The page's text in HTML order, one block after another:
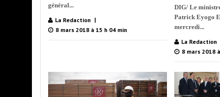
général...
La Redaction
8 mars 2018 à 15 h 04 min
DIG/ Le
Patrick Eyogo
mercredi...
La Redaction
8 mars 2018